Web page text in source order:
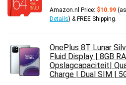
Amazon.nl Price: $10.99
Details) &FREE Shipping.
OnePlus 8T Lunar
Fluid Display | 8GB
Opslagcapaciteit|
Charge | Dual SIM |